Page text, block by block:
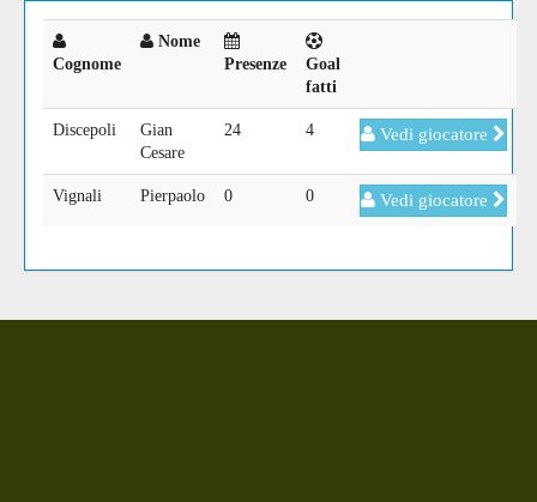
Cognome
Nome
Presenze
Goal
fatti
Discepoli
Gian
Cesare
24 4 Vedi giocatore
Vignali Pierpaolo 0 0 Vedi giocatore